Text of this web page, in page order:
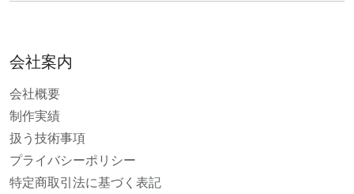
会社案内
会社概要
制作実績
扱う技術事項
プライバシーポリシー
特定商取引法に基づく表記